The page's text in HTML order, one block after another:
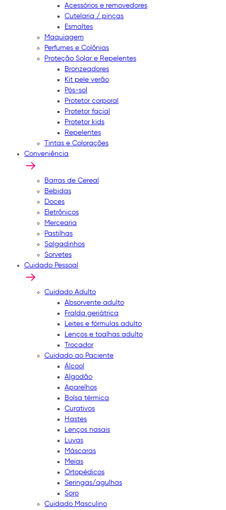
Acessórios e removedores
Cutelaria / pinças
Esmaltes
Maquiagem
Perfumes e Colônias
Proteção Solar e Repelentes
Bronzeadores
Kit pele verão
Pós-sol
Protetor corporal
Protetor facial
Protetor kids
Repelentes
Tintas e Colorações
Conveniência
Barras de Cereal
Bebidas
Doces
Eletrônicos
Mercearia
Pastilhas
Salgadinhos
Sorvetes
Cuidado Pessoal
Cuidado Adulto
Absorvente adulto
Fralda geriátrica
Leites e fórmulas adulto
Lenços e toalhas adulto
Trocador
Cuidado ao Paciente
Álcool
Algodão
Aparelhos
Bolsa térmica
Curativos
Hastes
Lenços nasais
Luvas
Máscaras
Meias
Ortopédicos
Seringas/agulhas
Soro
Cuidado Masculino